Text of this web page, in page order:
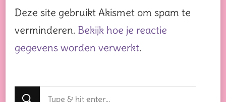
Deze site gebruikt Akismet om spam te
verminderen. Bekijk hoe je reactie
gegevens worden verwerkt.
Op